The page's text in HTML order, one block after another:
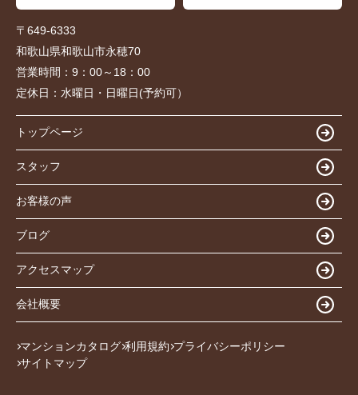
〒649-6333
和歌山県和歌山市永穂70
営業時間： 9：00～18：00
定休日： 水曜日・日曜日(予約可）
トップページ
スタッフ
お客様の声
ブログ
アクセスマップ
会社概要
マンションカタログ 利用規約 プライバシーポリシー
サイトマップ